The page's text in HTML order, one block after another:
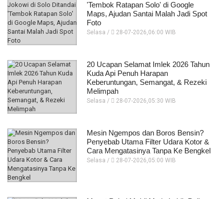
'Tembok Ratapan Solo' di Google
Maps, Ajudan Santai Malah Jadi Spot
Foto
Selasa / 28-07-2026,06:00 WIB
20 Ucapan Selamat Imlek 2026 Tahun
Kuda Api Penuh Harapan
Keberuntungan, Semangat, & Rezeki
Melimpah
Selasa / 28-07-2026,05:30 WIB
Mesin Ngempos dan Boros Bensin?
Penyebab Utama Filter Udara Kotor &
Cara Mengatasinya Tanpa Ke Bengkel
Selasa / 28-07-2026,05:00 WIB